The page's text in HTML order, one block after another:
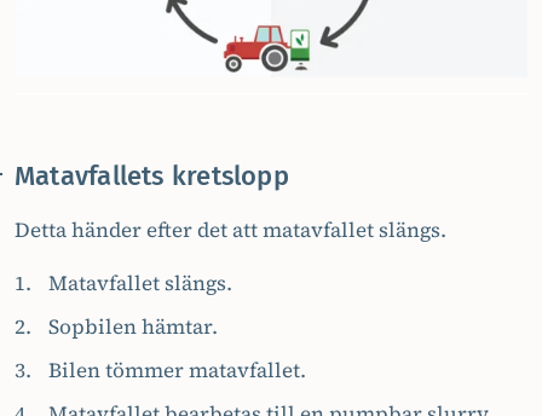
Matavfallets kretslopp
Detta händer efter det att matavfallet slängs.
Matavfallet slängs.
Sopbilen hämtar.
Bilen tömmer matavfallet.